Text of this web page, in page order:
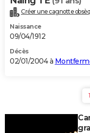
Créer une cagnotte
Naissance
09/04/1912
Décès
02/01/2004 à
1